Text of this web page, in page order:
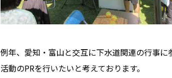
例年、愛知・富山と交互に下水道関連の行事
活動のPRを行いたいと考えております。